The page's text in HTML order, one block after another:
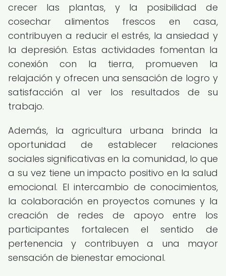
crecer las plantas, y la posibilidad de
cosechar alimentos frescos en casa,
contribuyen a reducir el estrés, la ansiedad y
la depresión. Estas actividades fomentan la
conexión con la tierra, promueven la
relajación y ofrecen una sensación de logro y
satisfacción al ver los resultados de su
trabajo.
Además, la agricultura urbana brinda la
oportunidad de establecer relaciones
sociales significativas en la comunidad, lo que
a su vez tiene un impacto positivo en la salud
emocional. El intercambio de conocimientos,
la colaboración en proyectos comunes y la
creación de redes de apoyo entre los
participantes fortalecen el sentido de
pertenencia y contribuyen a una mayor
sensación de bienestar emocional.